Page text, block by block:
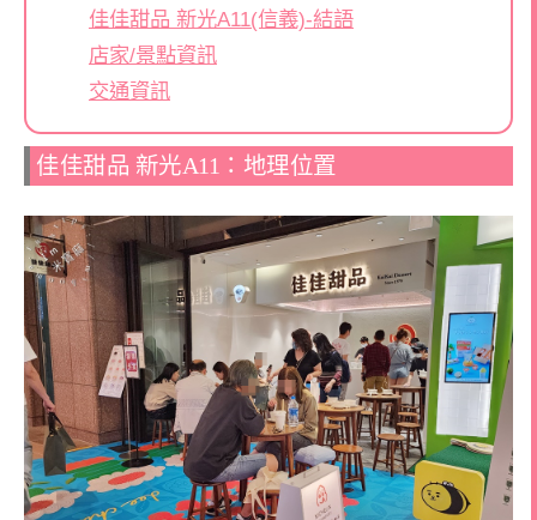
佳佳甜品 新光A11(信義)-結語
店家/景點資訊
交通資訊
佳佳甜品 新光A11：地理位置